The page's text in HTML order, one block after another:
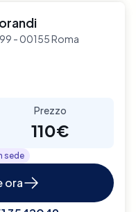
- 00155 Roma
Prezzo
110€
sede
ora